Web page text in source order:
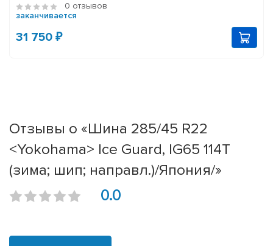
0 отзывов
заканчивается
31 750 ₽
Отзывы о «Шина 285/45 R22
<Yokohama> Ice Guard, IG65 114T
(зима; шип; направл.)/Япония/»
0.0